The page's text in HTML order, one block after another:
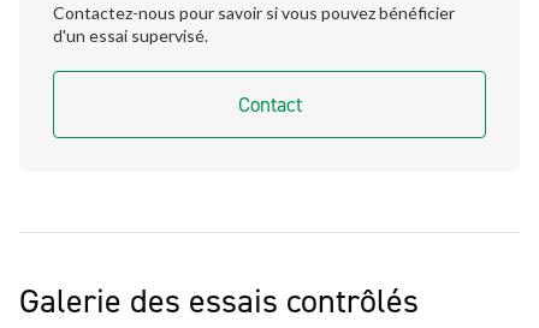
Contactez-nous pour savoir si vous pouvez bénéficier
d'un essai supervisé.
Contact
Galerie des essais contrôlés